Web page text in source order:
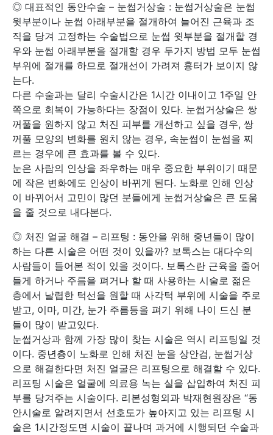
◎ 대표적인 동안수술 – 눈썹거상술 : 눈썹거상술은 눈썹
윗부분이나 눈썹 아래부분을 절개하여 늘어진 근육과 조
직을 당겨 고정하는 수술법으로 눈썹 윗부분을 절개할 경
우와 눈썹 아래부분을 절개할 경우 두가지 방법 모두 눈썹
부위에 절개를 하므로 절개선이 가려져 흉터가 보이지 않
는다.
다른 수술과는 달리 수술시간은 1시간 이내이고 1주일 안
쪽으로 회복이 가능하다는 장점이 있다. 눈썹거상술은 쌍
꺼풀을 원하지 않고 처진 피부를 개선하고 싶을 경우, 쌍
꺼풀 모양의 변화를 원치 않는 경우, 속눈썹이 눈썹을 찌
르는 경우에 큰 효과를 볼 수 있다.
눈은 사람의 인상을 좌우하는 매우 중요한 부위이기 때문
에 작은 변화에도 인상이 바뀌게 된다. 노화로 인해 인상
이 바뀌어서 고민이 많던 분들에게 눈썹거상술은 큰 도움
을 줄 것으로 내다본다.
◎ 처진 얼굴 해결 – 리프팅 : 동안을 위해 중년들이 많이
하는 다른 시술은 어떤 것이 있을까? 보톡스는 대다수의
사람들이 들어본 적이 있을 것이다. 보톡스란 근육을 줄어
들게 하거나 주름을 펴거나 할 때 사용하는 시술로 젊은
층에서 날렵한 턱선을 원할 때 사각턱 부위에 시술을 주로
받고, 이마, 미간, 눈가 주름등을 펴기 위해 나이 드신 분
들이 많이 받고있다.
눈썹거상과 함께 가장 많이 찾는 시술은 역시 리프팅일 것
이다. 중년층이 노화로 인해 처진 눈을 상안검, 눈썹거상
으로 해결한다면 처진 얼굴은 리프팅으로 해결할 수 있다.
리프팅 시술은 얼굴에 의료용 녹는 실을 삽입하여 처진 피
부를 당겨주는 시술이다. 리본성형외과 박재현원장은 “동
안시술로 알려지면서 선호도가 높아지고 있는 리프팅 시
술은 1시간정도면 시술이 끝나며 과거에 시행되던 수술과